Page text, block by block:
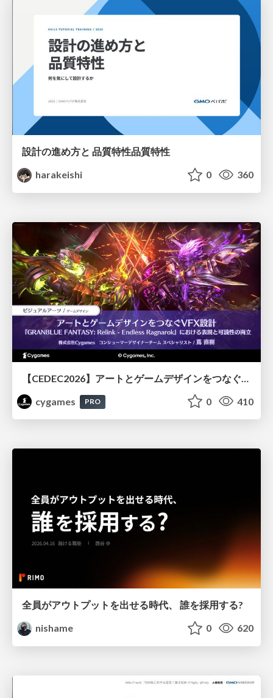
設計の進め方と 品質特性品質特性
harakeishi
0 360
cygames
PRO 0 410
全員がアウトプットを出せる時代、 誰を採用する?
nishame
0 620